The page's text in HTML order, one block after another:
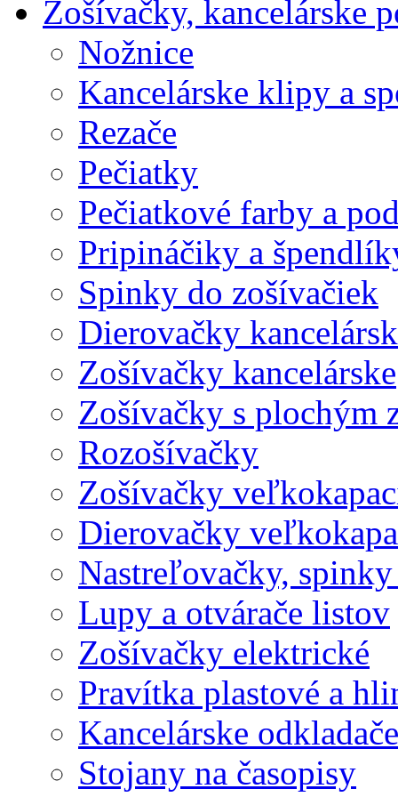
Zošívačky, kancelárske
Nožnice
Kancelárske klipy a
Rezače
Pečiatky
Pečiatkové farby a
Pripináčiky a
Spinky do zošívačiek
Dierovačky
Zošívačky kancelárske
Zošívačky s plochým
Rozošívačky
Zošívačky
Dierovačky
Nastreľovačky,
Lupy a otvárače listov
Zošívačky elektrické
Pravítka plastové a
Kancelárske odkladače
Stojany na časopisy